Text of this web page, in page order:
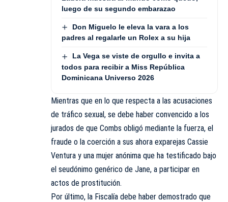
luego de su segundo embarazao
Don Miguelo le eleva la vara a los
padres al regalarle un Rolex a su hija
La Vega se viste de orgullo e invita a
todos para recibir a Miss República
Dominicana Universo 2026
Mientras que en lo que respecta a las acusaciones
de tráfico sexual, se debe haber convencido a los
jurados de que Combs obligó mediante la fuerza, el
fraude o la coerción a sus ahora exparejas Cassie
Ventura y una mujer anónima que ha testificado bajo
el seudónimo genérico de Jane, a participar en
actos de prostitución.
Por último, la Fiscalía debe haber demostrado que